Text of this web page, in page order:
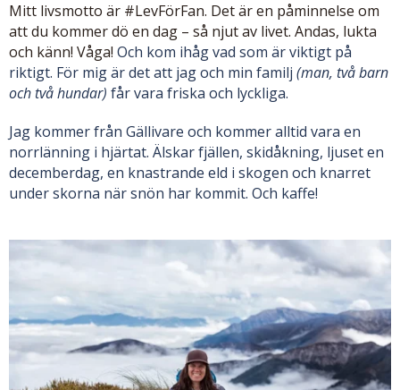
Mitt livsmotto är #LevFörFan. Det är en påminnelse om
att du kommer dö en dag – så njut av livet. Andas, lukta
och känn! Våga! Och kom ihåg vad som är viktigt på
riktigt. För mig är det att jag och min familj (man, två barn
och två hundar) får vara friska och lyckliga.
Jag kommer från Gällivare och kommer alltid vara en
norrlänning i hjärtat. Älskar fjällen, skidåkning, ljuset en
decemberdag, en knastrande eld i skogen och knarret
under skorna när snön har kommit. Och kaffe!